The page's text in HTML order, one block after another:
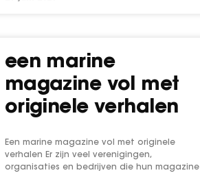
een marine
magazine vol met
originele verhalen
Een marine magazine vol met originele
verhalen Er zijn veel verenigingen,
organisaties en bedrijven die hun magazine